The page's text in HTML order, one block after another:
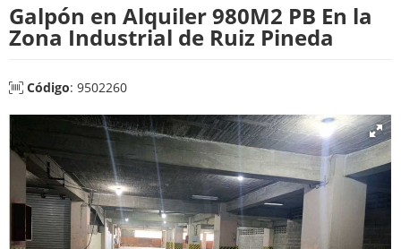
Galpón en Alquiler 980M2 PB En la
Zona Industrial de Ruiz Pineda
Código: 9502260